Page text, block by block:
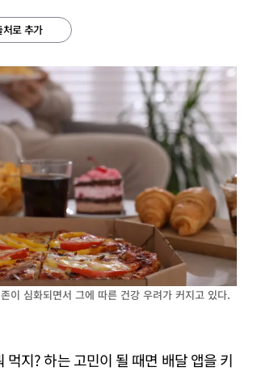
로 추가
이 심화되면서 그에 따른 건강 우려가 커지고 있다.
먹지? 하는 고민이 될 때면 배달 앱을 키